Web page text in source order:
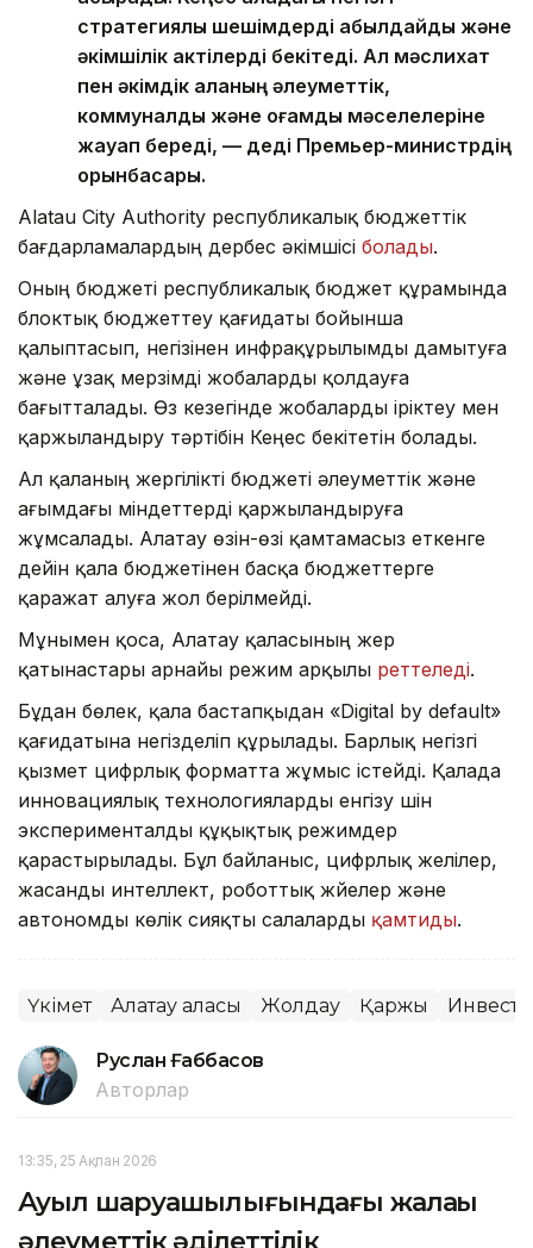
стратегиялық шешімдерді қабылдайды және
әкімшілік актілерді бекітеді. Ал мәслихат
пен әкімдік қаланың әлеуметтік,
коммуналдық және қоғамдық мәселелеріне
жауап береді, — деді Премьер-министрдің
орынбасары.
Alatau City Authority республикалық бюджеттік
бағдарламалардың дербес әкімшісі болады.
Оның бюджеті республикалық бюджет құрамында
блоктық бюджеттеу қағидаты бойынша
қалыптасып, негізінен инфрақұрылымды дамытуға
және ұзақ мерзімді жобаларды қолдауға
бағытталады. Өз кезегінде жобаларды іріктеу мен
қаржыландыру тәртібін Кеңес бекітетін болады.
Ал қаланың жергілікті бюджеті әлеуметтік және
ағымдағы міндеттерді қаржыландыруға
жұмсалады. Алатау өзін-өзі қамтамасыз еткенге
дейін қала бюджетінен басқа бюджеттерге
қаражат алуға жол берілмейді.
Мұнымен қоса, Алатау қаласының жер
қатынастары арнайы режим арқылы реттеледі.
Бұдан бөлек, қала бастапқыдан «Digital by default»
қағидатына негізделіп құрылады. Барлық негізгі
қызмет цифрлық форматта жұмыс істейді. Қалада
инновациялық технологияларды енгізу үшін
эксперименталды құқықтық режимдер
қарастырылады. Бұл байланыс, цифрлық желілер,
жасанды интеллект, роботтық жүйелер және
автономды көлік сияқты салаларды қамтиды.
Үкімет Алатау қаласы Жолдау Қаржы
Руслан Ғаббасов
Авторлар
13:35, 25 Ақпан 2026
Ауыл шаруашылығындағы жалақы
әлеуметтік әділеттілік